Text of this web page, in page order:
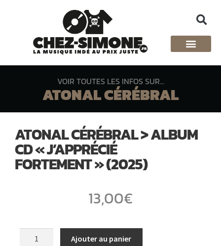
VOIR TOUTES LES INFOS SUR...
ATONAL CÉRÉBRAL
ATONAL CÉRÉBRAL > ALBUM
CD « J’APPRÉCIÉ
FORTEMENT » (2025)
13,00€
Ajouter au panier